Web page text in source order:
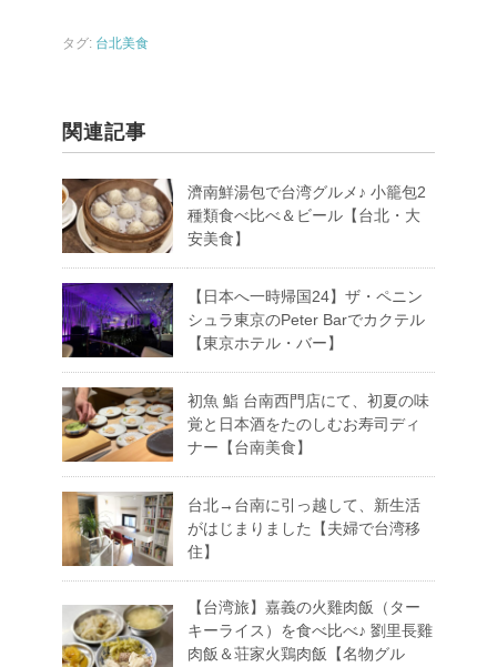
タグ: 台北美食
関連記事
濟南鮮湯包で台湾グルメ♪ 小籠包2
種類食べ比べ＆ビール【台北・大
安美食】
【日本へ一時帰国24】ザ・ペニン
シュラ東京のPeter Barでカクテル
【東京ホテル・バー】
初魚 鮨 台南西門店にて、初夏の味
覚と日本酒をたのしむお寿司ディ
ナー【台南美食】
台北→台南に引っ越して、新生活
がはじまりました【夫婦で台湾移
住】
【台湾旅】嘉義の火雞肉飯（ター
キーライス）を食べ比べ♪ 劉里長雞
肉飯＆荘家火鶏肉飯【名物グル